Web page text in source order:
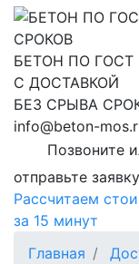
БЕТОН ПО ГОСТ
С ДОСТАВКОЙ
БЕЗ СРЫВА
info@beton-
Позвоните
отправьте
Рассчитаем
за 15 минут
Главная